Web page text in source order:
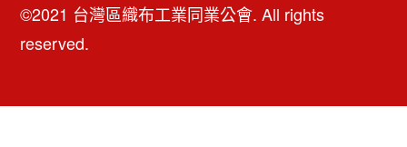
©2021 台灣區織布工業同業公會. All rights
reserved.